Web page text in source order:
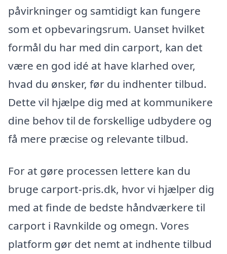
påvirkninger og samtidigt kan fungere
som et opbevaringsrum. Uanset hvilket
formål du har med din carport, kan det
være en god idé at have klarhed over,
hvad du ønsker, før du indhenter tilbud.
Dette vil hjælpe dig med at kommunikere
dine behov til de forskellige udbydere og
få mere præcise og relevante tilbud.
For at gøre processen lettere kan du
bruge carport-pris.dk, hvor vi hjælper dig
med at finde de bedste håndværkere til
carport i Ravnkilde og omegn. Vores
platform gør det nemt at indhente tilbud